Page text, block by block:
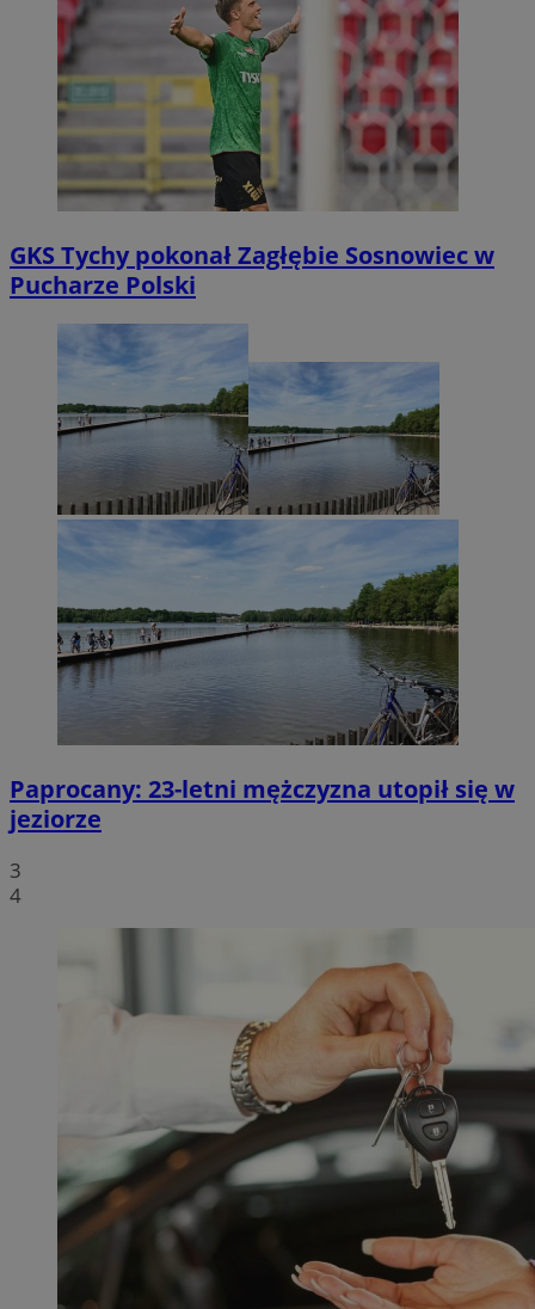
GKS Tychy pokonał Zagłębie Sosnowiec w
Pucharze Polski
Paprocany: 23-letni mężczyzna utopił się w
jeziorze
3
4